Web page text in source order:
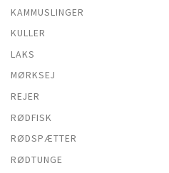
KAMMUSLINGER
KULLER
LAKS
MØRKSEJ
REJER
RØDFISK
RØDSPÆTTER
RØDTUNGE